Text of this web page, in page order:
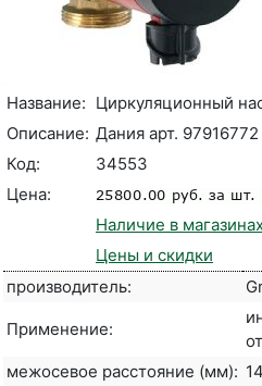
Название: Циркуляционный
Описание: Дания арт. 97916772
Код:
34553
Цена:
Наличие в
Цены и скидки
производитель:
Применение:
межосевое расстояние (мм):